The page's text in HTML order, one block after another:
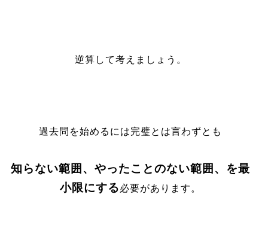
逆算して考えましょう。
過去問を始めるには完璧とは言わずとも
知らない範囲、やったことのない範囲、を最
小限にする必要があります。